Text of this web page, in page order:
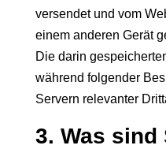
versendet und vom
einem anderen Gerät
Die darin
während folgender
Servern relevanter
3. Was sind